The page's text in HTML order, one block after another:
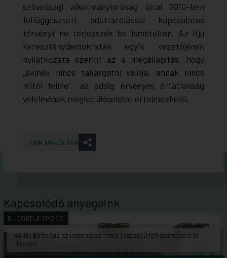
szövetségi alkotmánybíróság által 2010-ben
felfüggesztett adattárolással kapcsolatos
törvényt ne terjesszék be ismételten. Az ifjú
kereszténydemokraták egyik vezetőjének
nyilatkozata szerint az a megállapítás, hogy
„akinek nincs takargatni valója, annak nincs
mitől félnie”, az eddig érvényes ártatlanság
vélelmének megkerüléseként értelmezhető.
LINK MÁSOLÁSA
Kapcsolódó anyagaink
BLOGBEJEGYZÉS
Az EU Bírósága az internetes fotók jogszerű felhasználásáról
döntött